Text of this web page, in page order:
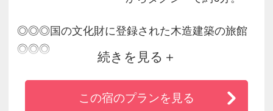
◎◎◎国の文化財に登録された木造建築の旅館
◎◎◎
◆桂川の清流をとり入れた庭園・泉水にさりげ
なく置かれた石など百余年の歴史を感じます。
◆総ヒノキの浴場は、ひのきの芯去り材を使っ
続きを見る
この宿のプランを見る